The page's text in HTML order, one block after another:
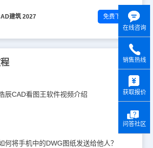
建筑 2027 免费下载
辰CAD看图王软件视频介绍
何将手机中的DWG图纸发送给他人？
在线咨询
销售热线
获取报价
问答社区